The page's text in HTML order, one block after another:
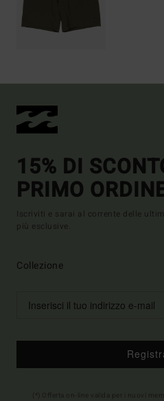
15% DI
PRIMO
Iscriviti e sarai al corrente delle
più esclusive.
Collezione